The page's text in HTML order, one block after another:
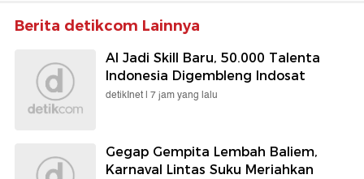
Berita detikcom Lainnya
AI Jadi Skill Baru, 50.000 Talenta
Indonesia Digembleng Indosat
detikInet | 7 jam yang lalu
Gegap Gempita Lembah Baliem,
Karnaval Lintas Suku Meriahkan